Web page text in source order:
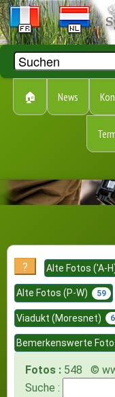
🏠 News
? Alte Fotos ('A-
Alte Fotos (P-W) 59
Viadukt (Moresnet)
Bemerkenswerte
Fotos : 548 ©
Suche :